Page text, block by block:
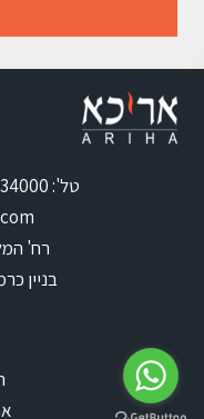
טל': 03-9334000 | 052-2474047
רח' המלאכה
בניין